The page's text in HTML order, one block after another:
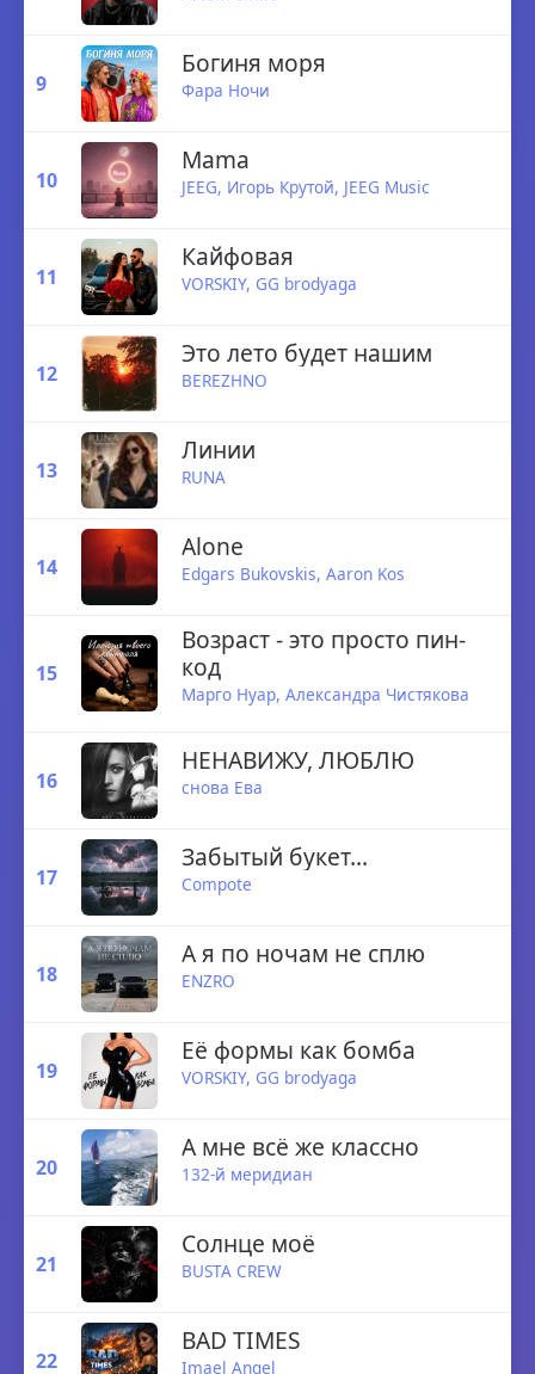
9
Богиня моря
Фара Ночи
10
Mama
JEEG, Игорь Крутой, JEEG Music
11
Кайфовая
VORSKIY, GG brodyaga
12
Это лето будет нашим
BEREZHNO
13
Линии
RUNA
14
Alone
Edgars Bukovskis, Aaron Kos
15
Возраст - это просто пин-
код
Марго Нуар, Александра Чистякова
16
НЕНАВИЖУ, ЛЮБЛЮ
снова Ева
17
Забытый букет...
Compote
18
А я по ночам не сплю
ENZRO
19
Её формы как бомба
VORSKIY, GG brodyaga
20
А мне всё же классно
132-й меридиан
21
Солнце моё
BUSTA CREW
22
BAD TIMES
Imael Angel